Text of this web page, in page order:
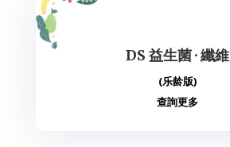
DS 益生菌 · 纖維
(乐龄版)
查詢更多